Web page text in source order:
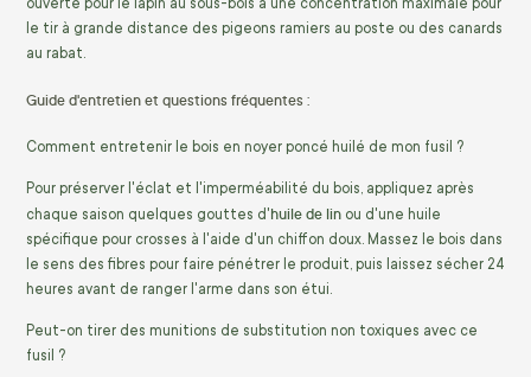
le tir à grande distance des pigeons ramiers au poste ou des canards
au rabat.
Guide d'entretien et questions fréquentes :
Comment entretenir le bois en noyer poncé huilé de mon fusil ?
Pour préserver l'éclat et l'imperméabilité du bois, appliquez après
chaque saison quelques gouttes d'huile de lin ou d'une huile
spécifique pour crosses à l'aide d'un chiffon doux. Massez le bois dans
le sens des fibres pour faire pénétrer le produit, puis laissez sécher 24
heures avant de ranger l'arme dans son étui.
Peut-on tirer des munitions de substitution non toxiques avec ce
fusil ?